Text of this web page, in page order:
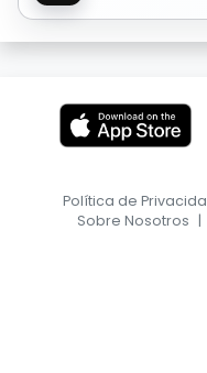
Política de
Sobre Nosotros |